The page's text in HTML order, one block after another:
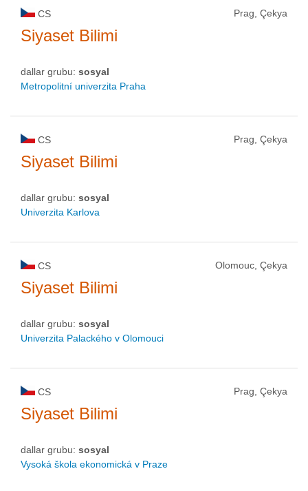
CS Prag, Çekya
Siyaset Bilimi
dallar grubu: sosyal
Metropolitní univerzita Praha
CS Prag, Çekya
Siyaset Bilimi
dallar grubu: sosyal
Univerzita Karlova
CS Olomouc, Çekya
Siyaset Bilimi
dallar grubu: sosyal
Univerzita Palackého v Olomouci
CS Prag, Çekya
Siyaset Bilimi
dallar grubu: sosyal
Vysoká škola ekonomická v Praze